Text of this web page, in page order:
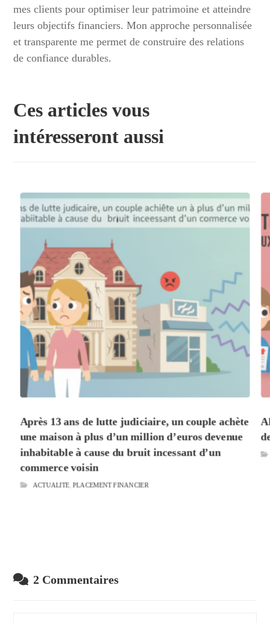
mes clients pour optimiser leur patrimoine et atteindre
leurs objectifs financiers. Mon approche personnalisée
et transparente me permet de construire des relations
de confiance durables.
Ces articles vous
intéresseront aussi
Après 13 ans de lutte judiciaire, un couple achète
une maison à plus d’un million d’euros devenue
inhabitable à cause du bruit incessant d’un
commerce voisin
ACTUALITE PLACEMENT FINANCIER
2 Commentaires